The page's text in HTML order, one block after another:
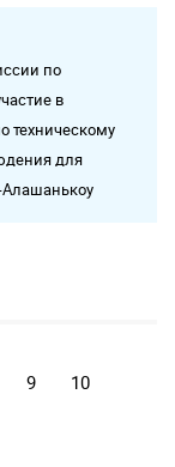
по
в
техническому
для
Алашанькоу
9 10